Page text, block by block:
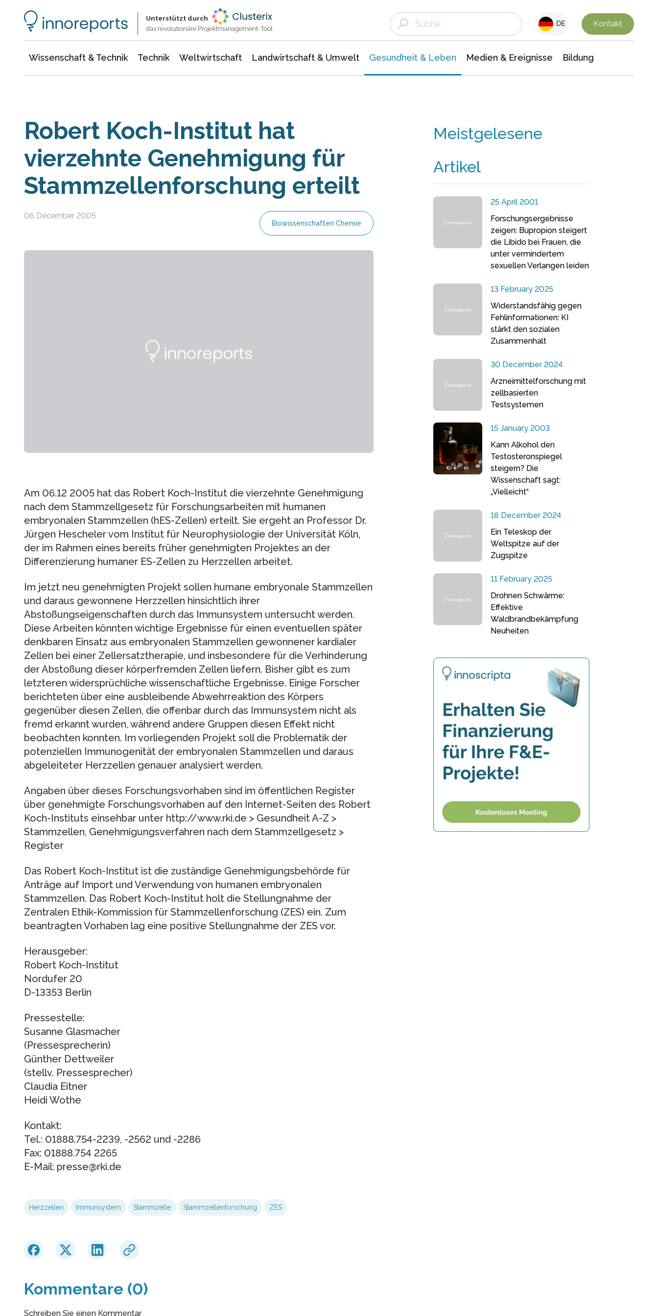
Unterstützt durch
das revolutionäre Projektmanagement-Tool
DE Kontakt
Wissenschaft & Technik Technik Weltwirtschaft Landwirtschaft & Umwelt Gesundheit & Leben Medien & Ereignisse Bildung
Robert Koch-Institut hat
vierzehnte Genehmigung für
Stammzellenforschung erteilt
06 December 2005
Biowissenschaften Chemie
Am 06.12 2005 hat das Robert Koch-Institut die vierzehnte Genehmigung
nach dem Stammzellgesetz für Forschungsarbeiten mit humanen
embryonalen Stammzellen (hES-Zellen) erteilt. Sie ergeht an Professor Dr.
Jürgen Hescheler vom Institut für Neurophysiologie der Universität Köln,
der im Rahmen eines bereits früher genehmigten Projektes an der
Differenzierung humaner ES-Zellen zu Herzzellen arbeitet.
Im jetzt neu genehmigten Projekt sollen humane embryonale Stammzellen
und daraus gewonnene Herzzellen hinsichtlich ihrer
Abstoßungseigenschaften durch das Immunsystem untersucht werden.
Diese Arbeiten könnten wichtige Ergebnisse für einen eventuellen später
denkbaren Einsatz aus embryonalen Stammzellen gewonnener kardialer
Zellen bei einer Zellersatztherapie, und insbesondere für die Verhinderung
der Abstoßung dieser körperfremden Zellen liefern. Bisher gibt es zum
letzteren widersprüchliche wissenschaftliche Ergebnisse. Einige Forscher
berichteten über eine ausbleibende Abwehrreaktion des Körpers
gegenüber diesen Zellen, die offenbar durch das Immunsystem nicht als
fremd erkannt wurden, während andere Gruppen diesen Effekt nicht
beobachten konnten. Im vorliegenden Projekt soll die Problematik der
potenziellen Immunogenität der embryonalen Stammzellen und daraus
abgeleiteter Herzzellen genauer analysiert werden.
Angaben über dieses Forschungsvorhaben sind im öffentlichen Register
über genehmigte Forschungsvorhaben auf den Internet-Seiten des Robert
Koch-Instituts einsehbar unter http://www.rki.de > Gesundheit A-Z >
Stammzellen, Genehmigungsverfahren nach dem Stammzellgesetz >
Register
Das Robert Koch-Institut ist die zuständige Genehmigungsbehörde für
Anträge auf Import und Verwendung von humanen embryonalen
Stammzellen. Das Robert Koch-Institut holt die Stellungnahme der
Zentralen Ethik-Kommission für Stammzellenforschung (ZES) ein. Zum
beantragten Vorhaben lag eine positive Stellungnahme der ZES vor.
Herausgeber:
Robert Koch-Institut
Nordufer 20
D-13353 Berlin
Pressestelle:
Susanne Glasmacher
(Pressesprecherin)
Günther Dettweiler
(stellv. Pressesprecher)
Claudia Eitner
Heidi Wothe
Kontakt:
Tel.: 01888.754-2239, -2562 und -2286
Fax: 01888.754 2265
E-Mail: presse@rki.de
Herzzellen Immunsystem Stammzelle Stammzellenforschung ZES
Kommentare (0)
Schreiben Sie einen Kommentar
Meistgelesene
Artikel
25 April 2001
Forschungsergebnisse
zeigen: Bupropion steigert
die Libido bei Frauen, die
unter vermindertem
sexuellen Verlangen leiden
13 February 2025
Widerstandsfähig gegen
Fehlinformationen: KI
stärkt den sozialen
Zusammenhalt
30 December 2024
Arzneimittelforschung mit
zellbasierten
Testsystemen
15 January 2003
Kann Alkohol den
Testosteronspiegel
steigern? Die
Wissenschaft sagt:
„Vielleicht“
18 December 2024
Ein Teleskop der
Weltspitze auf der
Zugspitze
11 February 2025
Drohnen Schwärme:
Effektive
Waldbrandbekämpfung
Neuheiten